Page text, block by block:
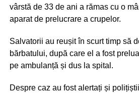
vârstă de 33 de ani a rămas cu o
aparat de prelucrare a crupelor.
Salvatorii au reușit în scurt timp să
bărbatului, după care el a fost
pe ambulanță și dus la spital.
Despre caz au fost alertați și